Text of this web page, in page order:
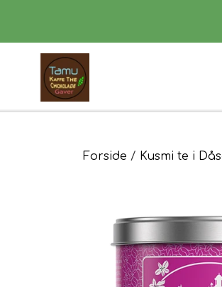
Kusmi Te
Forside Kusmi te i